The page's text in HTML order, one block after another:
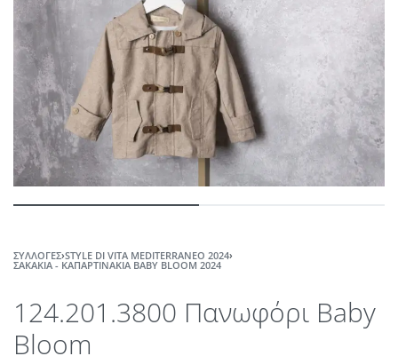
ΣΥΛΛΟΓΈΣ›STYLE DI VITA MEDITERRANEO 2024›
ΣΑΚΆΚΙΑ - ΚΑΠΑΡΤΙΝΆΚΙΑ BABY BLOOM 2024
124.201.3800 Πανωφόρι Baby
Bloom